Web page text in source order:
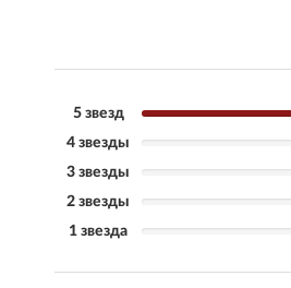
5 звезд
4 звезды
3 звезды
2 звезды
1 звезда